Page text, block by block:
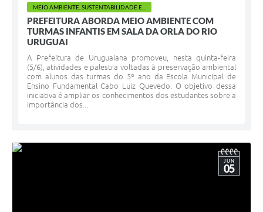
MEIO AMBIENTE, SUSTENTABILIDADE E...
PREFEITURA ABORDA MEIO AMBIENTE COM
TURMAS INFANTIS EM SALA DA ORLA DO RIO
URUGUAI
A Prefeitura de Uruguaiana promoveu, nesta quinta-feira
(5/6), atividades e palestra voltadas à preservação ambiental
com alunos das turmas do 5º ano da Escola Municipal de
Ensino Fundamental Cabo Luiz Quevedo. O objetivo dessa
iniciativa é ampliar os conhecimentos dos estudantes sobre a
importância dos...
JUN
05